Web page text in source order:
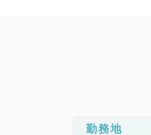
勤務地